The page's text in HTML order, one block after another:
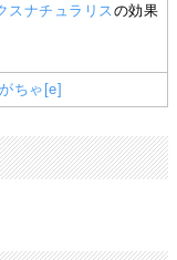
スナチュラリス の効果
ちゃ [e]